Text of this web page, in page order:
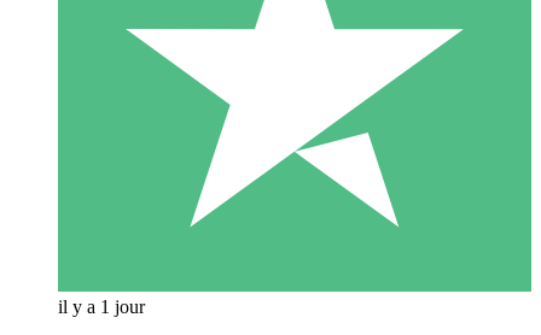
il y a 1 jour